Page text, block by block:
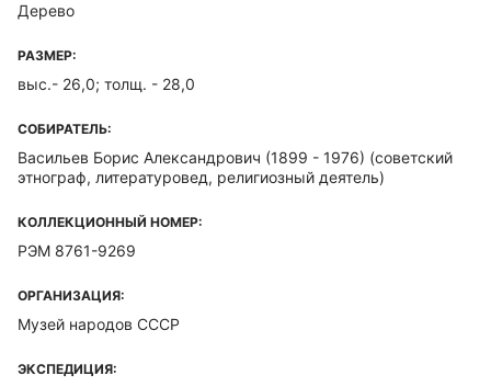
Дерево
РАЗМЕР:
выс.- 26,0; толщ. - 28,0
СОБИРАТЕЛЬ:
Васильев Борис Александрович (1899 - 1976) (советский
этнограф, литературовед, религиозный деятель)
КОЛЛЕКЦИОННЫЙ НОМЕР:
РЭМ 8761-9269
ОРГАНИЗАЦИЯ:
Музей народов СССР
ЭКСПЕДИЦИЯ: